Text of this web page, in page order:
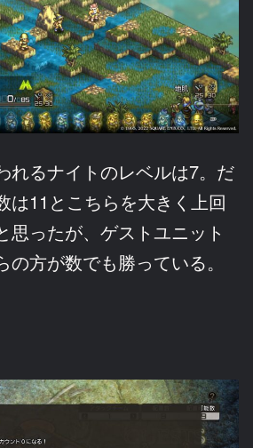
れるナイトのレベルは7。だ
は11とこちらを大きく上回
ったが、ゲストユニット
の方が数でも勝っている。